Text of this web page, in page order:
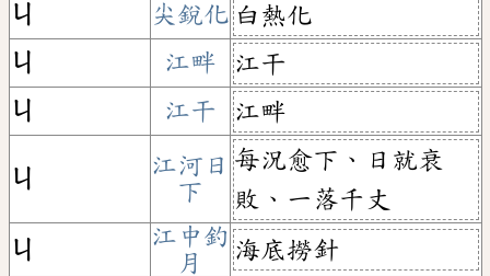
ㄐ
尖銳化 白熱化
ㄐ
江畔
江干
ㄐ
江干 江畔
ㄐ
江河日
下
每況愈下、日就衰
敗、一落千丈
ㄐ
江中釣
月
海底撈針